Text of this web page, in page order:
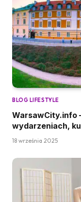
BLOG LIFESTYLE
WarsawCity.info
wydarzeniach,
18 września 2025